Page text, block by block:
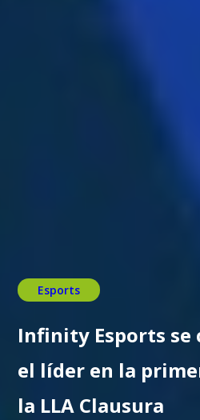
Esports
Infinity Esports se
el líder en la
la LLA Clausura